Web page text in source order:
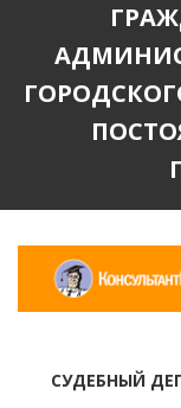
СУДЕБНЫЙ